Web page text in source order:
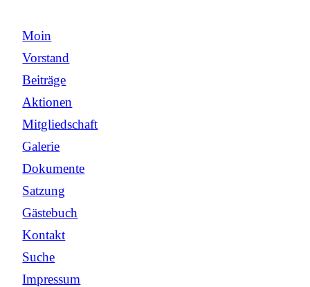
Moin
Vorstand
Beiträge
Aktionen
Mitgliedschaft
Galerie
Dokumente
Satzung
Gästebuch
Kontakt
Suche
Impressum